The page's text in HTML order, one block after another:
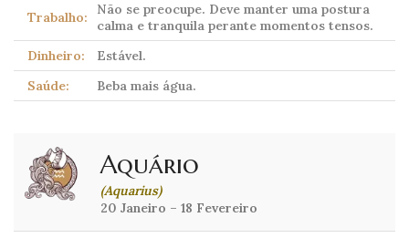
Trabalho:
Não se preocupe. Deve manter uma postura
calma e tranquila perante momentos tensos.
Dinheiro:
Estável.
Saúde:
Beba mais água.
Aquário
(Aquarius)
20 Janeiro – 18 Fevereiro